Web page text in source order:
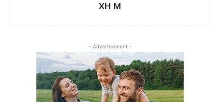
XH M
- Advertisement -